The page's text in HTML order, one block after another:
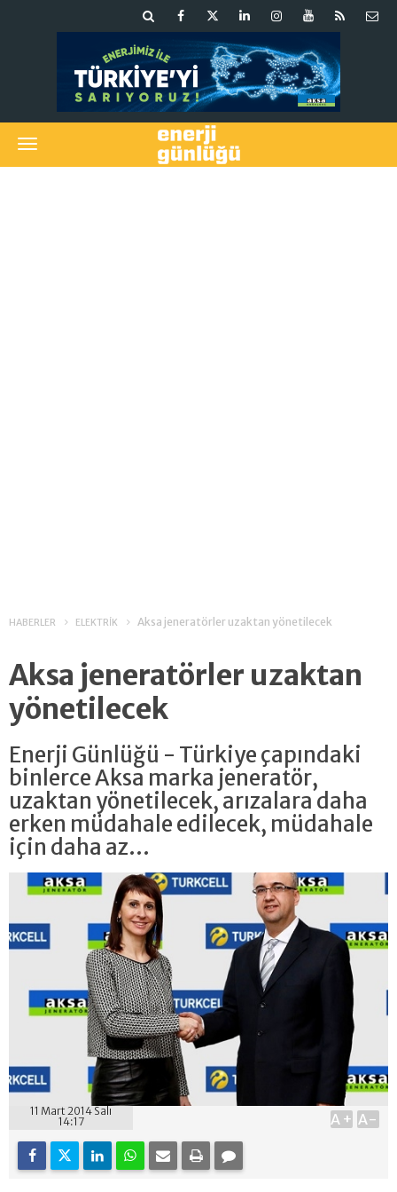
HABERLER ELEKTRİK Aksa jeneratörler uzaktan yönetilecek
Aksa jeneratörler uzaktan
yönetilecek
Enerji Günlüğü - Türkiye çapındaki
binlerce Aksa marka jeneratör,
uzaktan yönetilecek, arızalara daha
erken müdahale edilecek, müdahale
için daha az...
11 Mart 2014 Salı
14:17
A+ A-